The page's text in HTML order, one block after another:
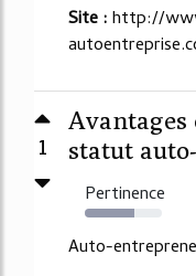
Site :http://
1
statut
Pertinence
64%
Auto-